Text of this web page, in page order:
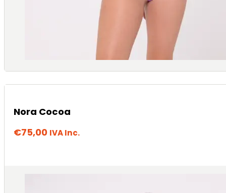
Nora Cocoa
€75,00 IVA Inc.